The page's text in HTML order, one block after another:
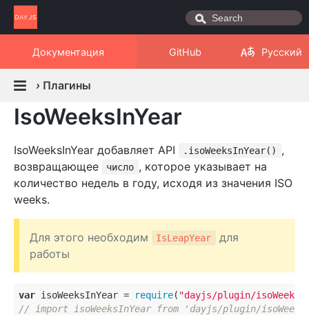
Документация GitHub Русский
› Плагины
IsoWeeksInYear
IsoWeeksInYear добавляет API .isoWeeksInYear()
,
возвращающее
число , которое указывает на
количество недель в году, исходя из значения ISO
weeks.
Для этого необходим IsLeapYear
для
работы
var isoWeeksInYear = require( "dayjs/plugin/
// import isoWeeksInYear from 'dayjs/plugin/